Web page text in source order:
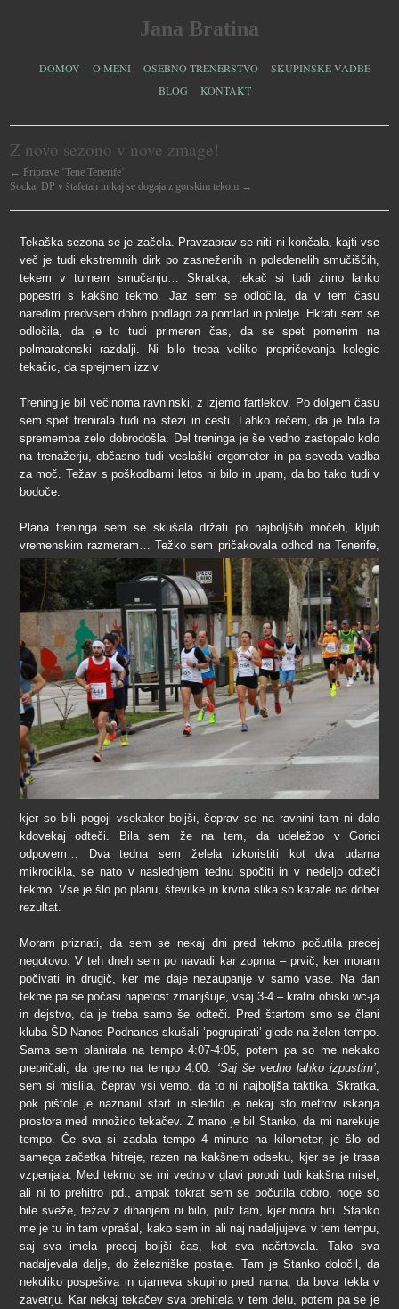
Jana Bratina
DOMOV O MENI OSEBNO TRENERSTVO
SKUPINSKE VADBE
BLOG
KONTAKT
Z novo sezono v nove zmage!
← Priprave ‘Tene Tenerife’
Socka, DP v štafetah in kaj se dogaja z gorskim tekom →
Tekaška sezona se je začela. Pravzaprav se niti ni končala, kajti vse
več je tudi ekstremnih dirk po zasneženih in poledenelih smučiščih,
tekem v turnem smučanju… Skratka, tekač si tudi zimo lahko
popestri s kakšno tekmo. Jaz sem se odločila, da v tem času
naredim predvsem dobro podlago za pomlad in poletje. Hkrati sem se
odločila, da je to tudi primeren čas, da se spet pomerim na
polmaratonski razdalji. Ni bilo treba veliko prepričevanja kolegic
tekačic, da sprejmem izziv.
Trening je bil večinoma ravninski, z izjemo fartlekov. Po dolgem času
sem spet trenirala tudi na stezi in cesti. Lahko rečem, da je bila ta
sprememba zelo dobrodošla. Del treninga je še vedno zastopalo kolo
na trenažerju, občasno tudi veslaški ergometer in pa seveda vadba
za moč. Težav s poškodbami letos ni bilo in upam, da bo tako tudi v
bodoče.
Plana treninga sem se skušala držati po najboljših močeh, kljub
vremenskimrazmeram… Težko sem pričakovala odhod naTenerife,
kjer so bili pogoji vsekakor boljši, čeprav se na ravnini tam ni dalo
kdovekaj odteči. Bila sem že na tem, da udeležbo v Gorici
odpovem… Dva tedna sem želela izkoristiti kot dva udarna
mikrocikla, se nato v naslednjem tednu spočiti in v nedeljo odteči
tekmo. Vse je šlo po planu, številke in krvna slika so kazale na dober
rezultat.
Moram priznati, da sem se nekaj dni pred tekmo počutila precej
negotovo. V teh dneh sem po navadi kar zoprna – prvič, ker moram
počivati in drugič, ker me daje nezaupanje v samo vase. Na dan
tekme pa se počasi napetost zmanjšuje, vsaj 3-4 – kratni obiski wc-ja
in dejstvo, da je treba samo še odteči. Pred štartom smo se člani
kluba ŠD Nanos Podnanos skušali ‘pogrupirati’ glede na želen tempo.
Sama sem planirala na tempo 4:07-4:05, potem pa so me nekako
prepričali, da gremo na tempo 4:00.
‘Saj še vedno lahko izpustim’
sem si mislila, čeprav vsi vemo, da to ni najboljša taktika. Skratka,
pok pištole je naznanil start in sledilo je nekaj sto metrov iskanja
prostora med množico tekačev. Z mano je bil Stanko, da mi narekuje
tempo. Če sva si zadala tempo 4 minute na kilometer, je šlo od
samega začetka hitreje, razen na kakšnem odseku, kjer se je trasa
vzpenjala. Med tekmo se mi vedno v glavi porodi tudi kakšna misel,
ali ni to prehitro ipd., ampak tokrat sem se počutila dobro, noge so
bile sveže, težav z dihanjem ni bilo, pulz tam, kjer mora biti. Stanko
me je tu in tam vprašal, kako sem in ali naj nadaljujeva v tem tempu,
saj sva imela precej boljši čas, kot sva načrtovala. Tako sva
nadaljevala dalje, do železniške postaje. Tam je Stanko določil, da
nekoliko pospešiva in ujameva skupino pred nama, da bova tekla v
zavetrju. Kar nekaj tekačev sva prehitela v tem delu, potem pa se je